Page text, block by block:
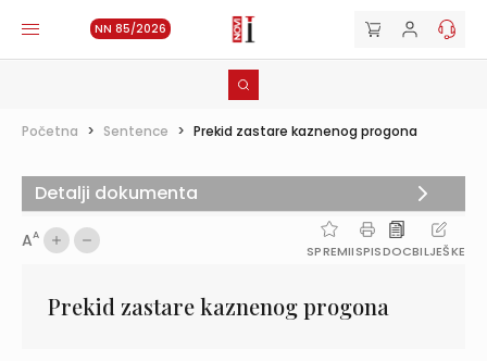
NN 85/2026
Početna > Sentence > Prekid zastare kaznenog progona
AA
SPREMIISPISDOCBILJEŠKE
Prekid zastare kaznenog progona
Detalji dokumenta